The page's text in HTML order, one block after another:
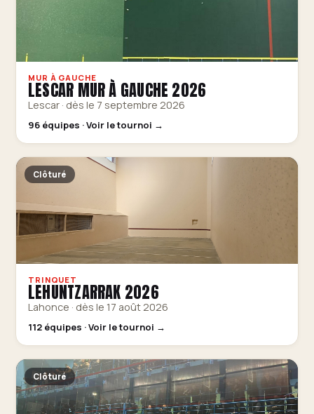
MUR À GAUCHE
LESCAR MUR À GAUCHE 2026
Lescar · dès le 7 septembre 2026
96 équipes · Voir le tournoi →
Clôturé
TRINQUET
LEHUNTZARRAK 2026
Lahonce · dès le 17 août 2026
112 équipes · Voir le tournoi →
Clôturé